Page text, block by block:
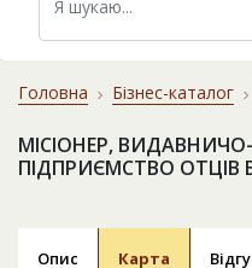
Головна Бізнес-каталог
МІСІОНЕР,
ПІДПРИЄМСТВО ОТЦІВ
Опис Карта